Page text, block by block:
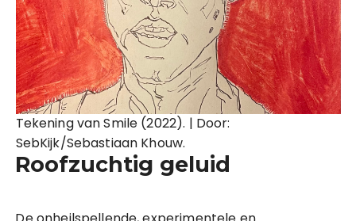
Tekening van Smile (2022). | Door:
SebKijk/Sebastiaan Khouw.
Roofzuchtig geluid